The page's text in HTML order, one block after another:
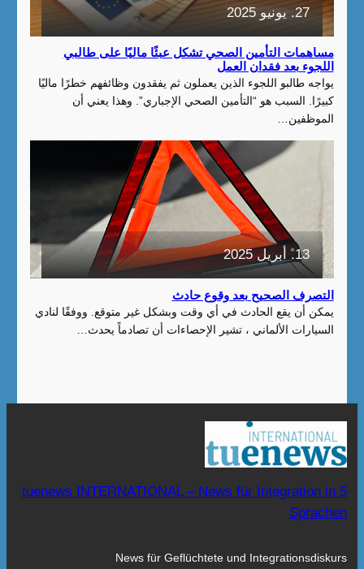
27. يونيو 2025
مساهمات التأمين الصحي تشكل عبئًا ماليًا على طالبي
اللجوء بعد فقدان العمل
يواجه طالبو اللجوء الذين يعملون ثم يفقدون وظائفهم خطرًا ماليًا
كبيرًا. السبب هو “التأمين الصحي الإجباري”. وهذا يعني أن
الموظفين…
13. أبريل 2025
التصرف الصحيح بعد وقوع حادث
يمكن أن يقع الحادث في أي وقت وبشكل غير متوقع. ووفقًا لنادي
السيارات الألماني ، تشير الإحصاءات أن تصادماً يحدث…
tuenews INTERNATIONAL – News für Integration in 5
Sprachen
News für Geflüchtete und Integrationsdiskurs